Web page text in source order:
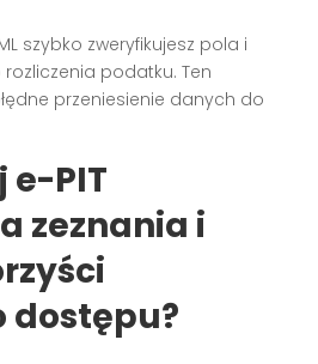
szybko zweryfikujesz pola i
podatku. Ten
przeniesienie danych do
e-PIT
zeznania i
dostępu?